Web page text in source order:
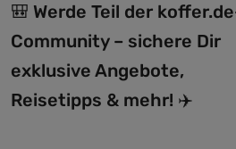
🎒 Werde Teil der
Community – sichere Dir
exklusive Angebote,
Reisetipps & mehr! ✈️